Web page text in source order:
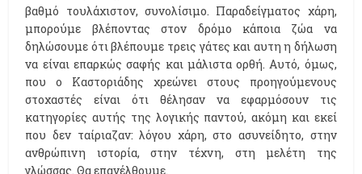
βαθμό τουλάχιστον, συνολίσιμο. Παραδείγματος χάρη,
μπορούμε βλέποντας στον δρόμο κάποια ζώα να
δηλώσουμε ότι βλέπουμε τρεις γάτες και αυτη η δήλωση
να είναι επαρκώς σαφής και μάλιστα ορθή. Αυτό, όμως,
που ο Καστοριάδης χρεώνει στους προηγούμενους
στοχαστές είναι ότι θέλησαν να εφαρμόσουν τις
κατηγορίες αυτής της λογικής παντού, ακόμη και εκεί
που δεν ταίριαζαν: λόγου χάρη, στο ασυνείδητο, στην
ανθρώπινη ιστορία, στην τέχνη, στη μελέτη της
γλώσσας. Θα επανέλθουμε.